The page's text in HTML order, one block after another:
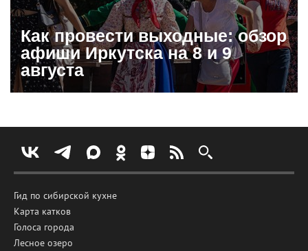
Как провести выходные: обзор
афиши Иркутска на 8 и 9
августа
Гид по сибирской кухне
Карта катков
Голоса города
Лесное озеро